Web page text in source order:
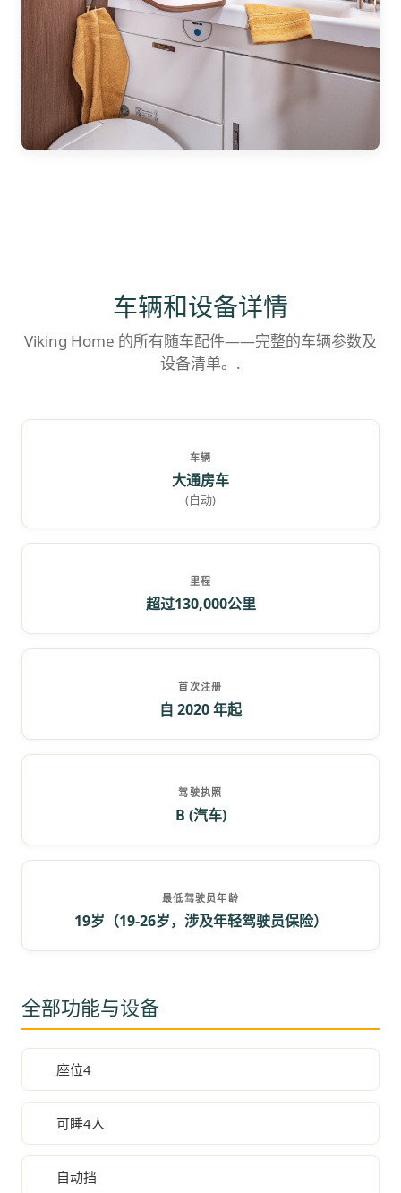
车辆和设备详情
Viking Home 的所有随车配件——完整的车辆参数及
设备清单。.
车辆
大通房车
(自动)
里程
超过130,000公里
首次注册
自 2020 年起
驾驶执照
B (汽车)
最低驾驶员年龄
19岁（19-26岁，涉及年轻驾驶员保险）
全部功能与设备
座位4
可睡4人
自动挡